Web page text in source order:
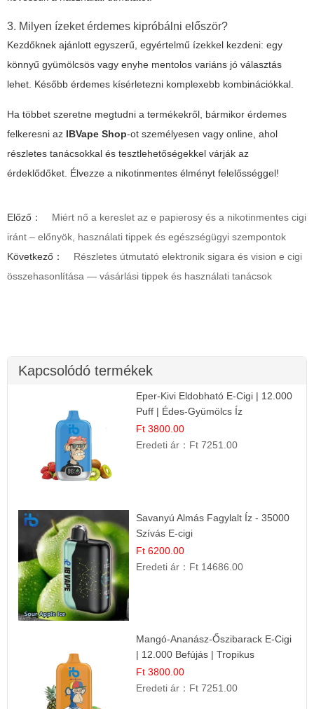
3. Milyen ízeket érdemes kipróbálni először?
Kezdőknek ajánlott egyszerű, egyértelmű ízekkel kezdeni: egy
könnyű gyümölcsös vagy enyhe mentolos variáns jó választás
lehet. Később érdemes kísérletezni komplexebb kombinációkkal.
Ha többet szeretne megtudni a termékekről, bármikor érdemes
felkeresni az IBVape Shop-ot személyesen vagy online, ahol
részletes tanácsokkal és tesztlehetőségekkel várják az
érdeklődőket. Élvezze a nikotinmentes élményt felelősséggel!
Előző：
Miért nő a kereslet az e papierosy és a nikotinmentes cigi
iránt – előnyök, használati tippek és egészségügyi szempontok
Következő：
Részletes útmutató elektronik sigara és vision e cigi
összehasonlítása — vásárlási tippek és használati tanácsok
Kapcsolódó termékek
Eper-Kivi Eldobható E-Cigi | 12.000
Puff | Édes-Gyümölcs Íz
Ft 3800.00
Eredeti ár： Ft 7251.00
Savanyú Almás Fagylalt Íz - 35000
Szívás E-cigi
Ft 6200.00
Eredeti ár： Ft 14686.00
Mangó-Ananász-Őszibarack E-Cigi
| 12.000 Befújás | Tropikus
Gyümölcs Íz
Ft 3800.00
Eredeti ár： Ft 7251.00